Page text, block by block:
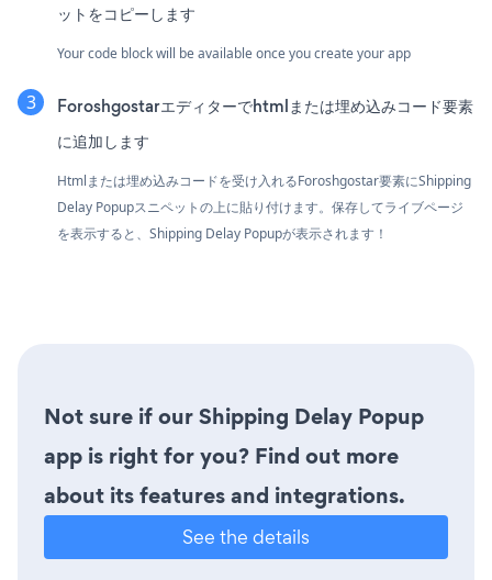
ットをコピーします
Your code block will be available once you create your app
Foroshgostarエディターでhtmlまたは埋め込みコード要素
に追加します
Htmlまたは埋め込みコードを受け入れるForoshgostar要素にShipping
Delay Popupスニペットの上に貼り付けます。保存してライブページ
を表示すると、Shipping Delay Popupが表示されます！
Not sure if our Shipping Delay Popup
app is right for you? Find out more
about its features and integrations.
See the details